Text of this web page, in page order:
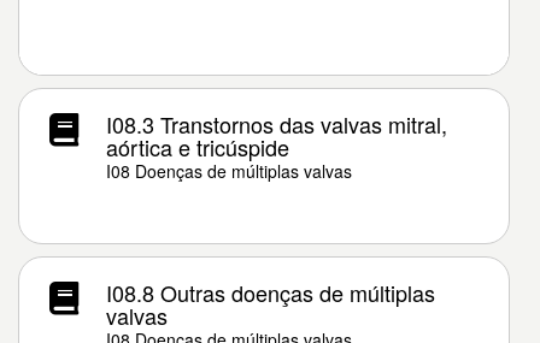
I08.3 Transtornos das valvas mitral,
aórtica e tricúspide
I08 Doenças de múltiplas valvas
I08.8 Outras doenças de múltiplas
valvas